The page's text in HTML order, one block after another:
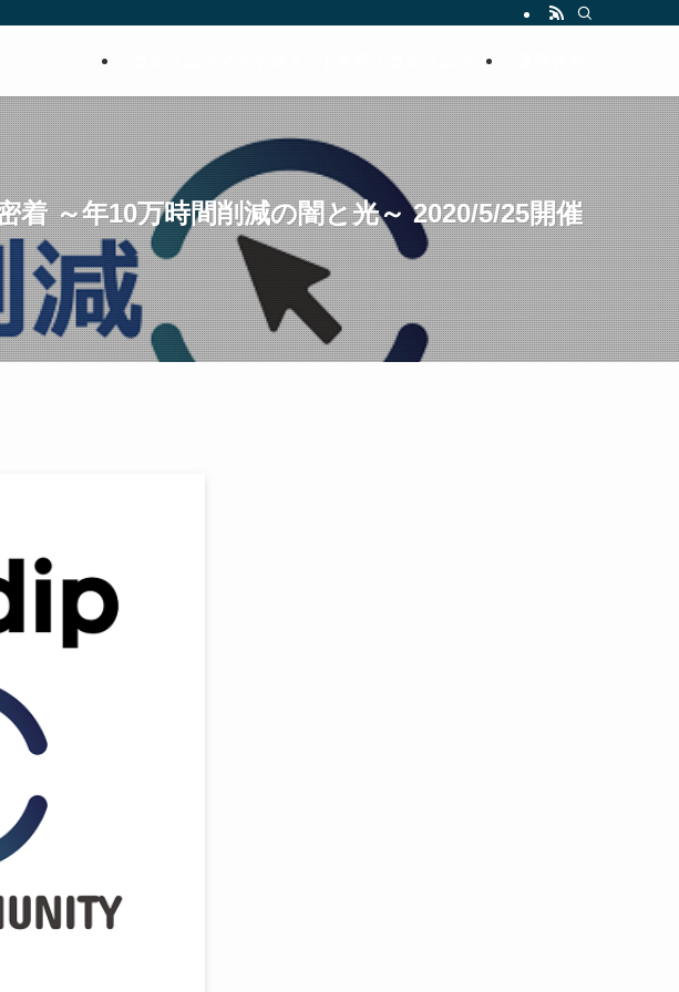
コミュニティマネジメントを学ぶコミュニティ
～年10万時間削減の闇と光～ 2020/5/25開催